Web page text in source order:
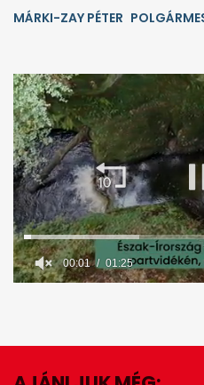
MÁRKI-ZAY PÉTER
minute,
seconds
00:02 01:25